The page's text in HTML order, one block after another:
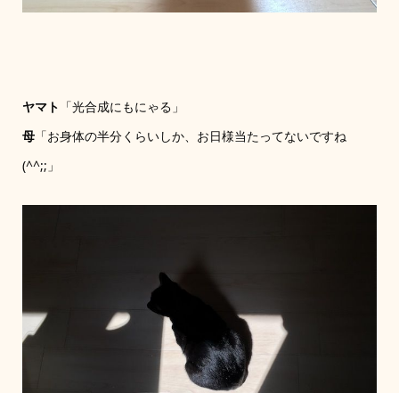
ヤマト 「光合成にもにゃる」
母「お身体の半分くらいしか、お日様当たってないですね
(^^;;」